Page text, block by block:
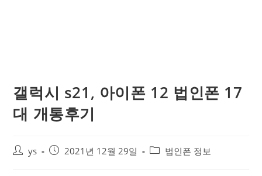
갤럭시 s21, 아이폰 12 법인폰 17
대 개통후기
ys 2021년 12월 29일 법인폰 정보